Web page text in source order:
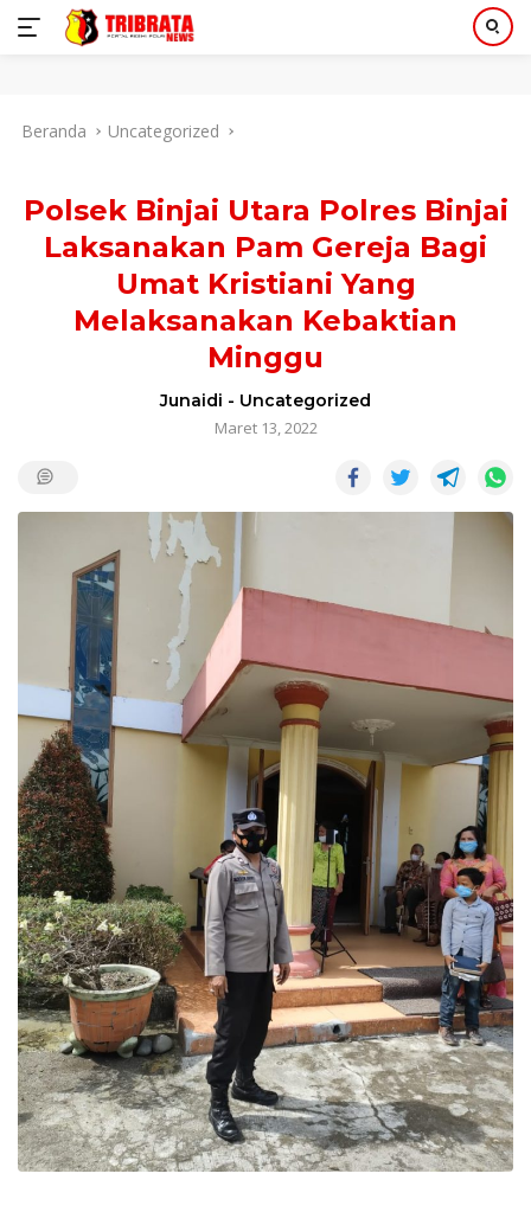
Beranda Uncategorized
Polsek Binjai Utara Polres Binjai
Laksanakan Pam Gereja Bagi
Umat Kristiani Yang
Melaksanakan Kebaktian
Minggu
Junaidi - Uncategorized
Maret 13, 2022